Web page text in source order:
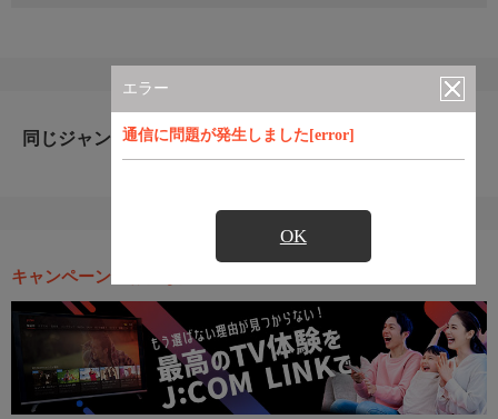
エラー
通信に問題が発生しました[error]
OK
同じジャンルのおすすめ番組
キャンペーン・お得な情報